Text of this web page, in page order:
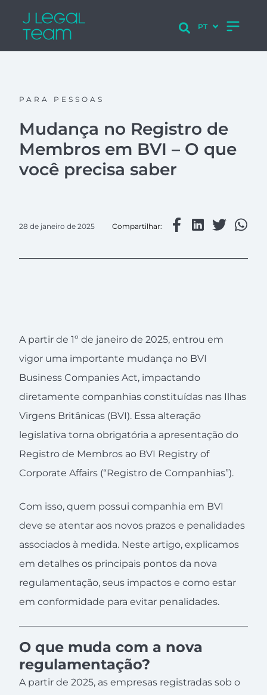
PARA PESSOAS
Mudança no Registro de
Membros em BVI – O que
você precisa saber
28 de janeiro de 2025 Compartilhar:
A partir de 1º de janeiro de 2025, entrou em
vigor uma importante mudança no BVI
Business Companies Act, impactando
diretamente companhias constituídas nas Ilhas
Virgens Britânicas (BVI). Essa alteração
legislativa torna obrigatória a apresentação do
Registro de Membros ao BVI Registry of
Corporate Affairs (“Registro de Companhias”).
Com isso, quem possui companhia em BVI
deve se atentar aos novos prazos e penalidades
associados à medida. Neste artigo, explicamos
em detalhes os principais pontos da nova
regulamentação, seus impactos e como estar
em conformidade para evitar penalidades.
O que muda com a nova
regulamentação?
A partir de 2025, as empresas registradas sob o